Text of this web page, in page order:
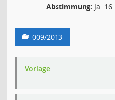
Abstimmung: Ja: 16
009/2013
Vorlage